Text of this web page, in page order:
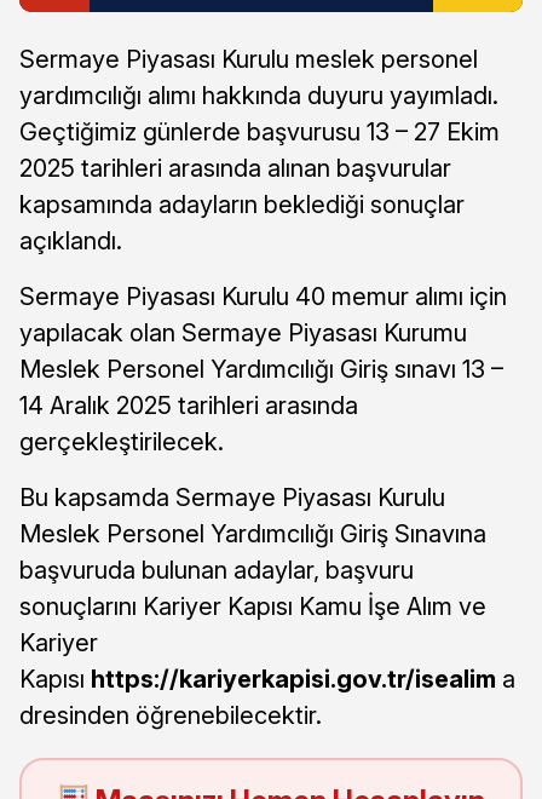
Sermaye Piyasası Kurulu meslek personel
yardımcılığı alımı hakkında duyuru yayımladı.
Geçtiğimiz günlerde başvurusu 13 – 27 Ekim
2025 tarihleri arasında alınan başvurular
kapsamında adayların beklediği sonuçlar
açıklandı.
Sermaye Piyasası Kurulu 40 memur alımı için
yapılacak olan Sermaye Piyasası Kurumu
Meslek Personel Yardımcılığı Giriş sınavı 13 –
14 Aralık 2025 tarihleri arasında
gerçekleştirilecek.
Bu kapsamda Sermaye Piyasası Kurulu
Meslek Personel Yardımcılığı Giriş Sınavına
başvuruda bulunan adaylar, başvuru
sonuçlarını Kariyer Kapısı Kamu İşe Alım ve
Kariyer
Kapısı https://kariyerkapisi.gov.tr/isealim a
dresinden öğrenebilecektir.